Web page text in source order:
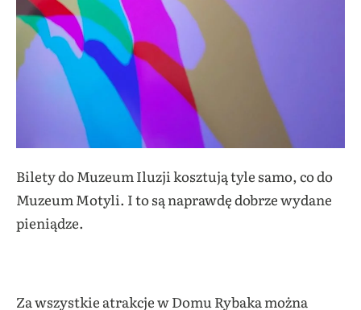
Bilety do Muzeum Iluzji kosztują tyle samo, co do
Muzeum Motyli. I to są naprawdę dobrze wydane
pieniądze.
Za wszystkie atrakcje w Domu Rybaka można